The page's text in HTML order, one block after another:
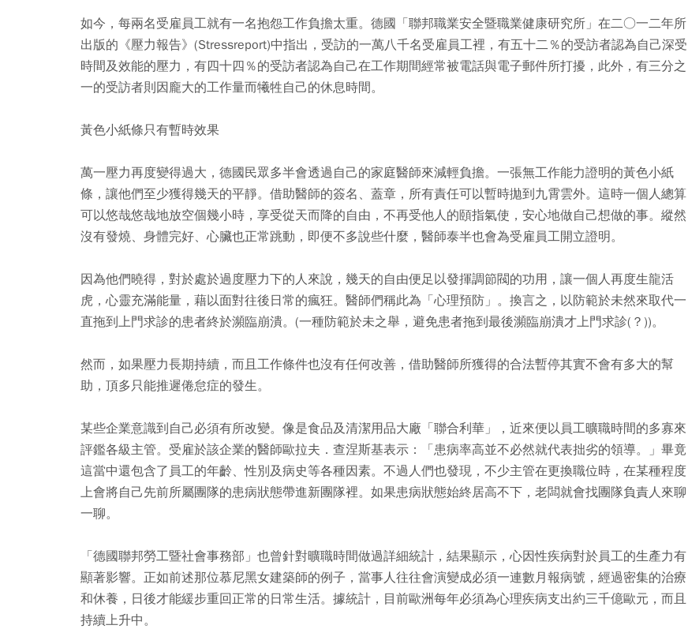
如今，每兩名受雇員工就有一名抱怨工作負擔太重。德國「聯邦職業安全暨職業健康研究所」在二○一二年所
出版的《壓力報告》(Stressreport)中指出，受訪的一萬八千名受雇員工裡，有五十二％的受訪者認為自己深受
時間及效能的壓力，有四十四％的受訪者認為自己在工作期間經常被電話與電子郵件所打擾，此外，有三分之
一的受訪者則因龐大的工作量而犧牲自己的休息時間。
黃色小紙條只有暫時效果
萬一壓力再度變得過大，德國民眾多半會透過自己的家庭醫師來減輕負擔。一張無工作能力證明的黃色小紙
條，讓他們至少獲得幾天的平靜。借助醫師的簽名、蓋章，所有責任可以暫時拋到九霄雲外。這時一個人總算
可以悠哉悠哉地放空個幾小時，享受從天而降的自由，不再受他人的頤指氣使，安心地做自己想做的事。縱然
沒有發燒、身體完好、心臟也正常跳動，即便不多說些什麼，醫師泰半也會為受雇員工開立證明。
因為他們曉得，對於處於過度壓力下的人來說，幾天的自由便足以發揮調節閥的功用，讓一個人再度生龍活
虎，心靈充滿能量，藉以面對往後日常的瘋狂。醫師們稱此為「心理預防」。換言之，以防範於未然來取代一
直拖到上門求診的患者終於瀕臨崩潰。(一種防範於未之舉，避免患者拖到最後瀕臨崩潰才上門求診(？))。
然而，如果壓力長期持續，而且工作條件也沒有任何改善，借助醫師所獲得的合法暫停其實不會有多大的幫
助，頂多只能推遲倦怠症的發生。
某些企業意識到自己必須有所改變。像是食品及清潔用品大廠「聯合利華」，近來便以員工曠職時間的多寡來
評鑑各級主管。受雇於該企業的醫師歐拉夫．查涅斯基表示：「患病率高並不必然就代表拙劣的領導。」畢竟
這當中還包含了員工的年齡、性別及病史等各種因素。不過人們也發現，不少主管在更換職位時，在某種程度
上會將自己先前所屬團隊的患病狀態帶進新團隊裡。如果患病狀態始終居高不下，老闆就會找團隊負責人來聊
一聊。
「德國聯邦勞工暨社會事務部」也曾針對曠職時間做過詳細統計，結果顯示，心因性疾病對於員工的生產力有
顯著影響。正如前述那位慕尼黑女建築師的例子，當事人往往會演變成必須一連數月報病號，經過密集的治療
和休養，日後才能緩步重回正常的日常生活。據統計，目前歐洲每年必須為心理疾病支出約三千億歐元，而且
持續上升中。